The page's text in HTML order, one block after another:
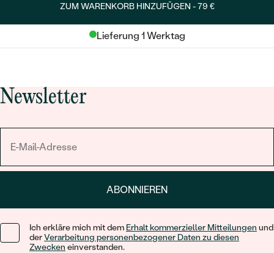
ZUM WARENKORB HINZUFÜGEN -79 €
Lieferung 1 Werktag
Newsletter
ABONNIEREN
Ich erkläre mich mit dem Erhalt kommerzieller Mitteilungen und
derVerarbeitung personenbezogener Daten zu diesen
Zwecken einverstanden.